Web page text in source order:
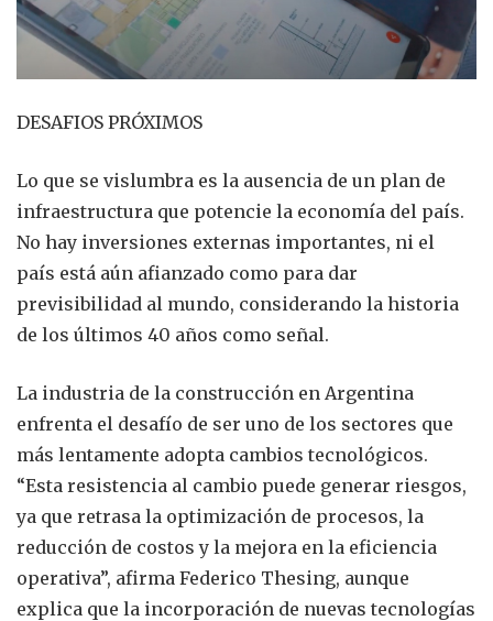
DESAFIOS PRÓXIMOS
Lo que se vislumbra es la ausencia de un plan de
infraestructura que potencie la economía del país.
No hay inversiones externas importantes, ni el
país está aún afianzado como para dar
previsibilidad al mundo, considerando la historia
de los últimos 40 años como señal.
La industria de la construcción en Argentina
enfrenta el desafío de ser uno de los sectores que
más lentamente adopta cambios tecnológicos.
“Esta resistencia al cambio puede generar riesgos,
ya que retrasa la optimización de procesos, la
reducción de costos y la mejora en la eficiencia
operativa”, afirma Federico Thesing, aunque
explica que la incorporación de nuevas tecnologías